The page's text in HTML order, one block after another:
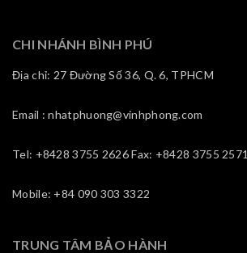
CHI NHÁNH BÌNH PHÚ
Địa chỉ: 27 Đường Số 36, Q. 6, TPHCM
Email : nhatphuong@vinhphong.com
Tel: +8428 3755 2626 Fax: +8428 3755 2571
Mobile: +84 090 303 3322
TRUNG TÂM BẢO HÀNH